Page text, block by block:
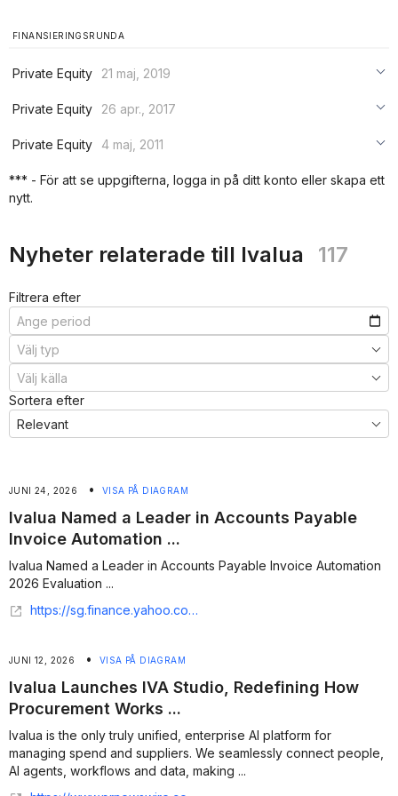
FINANSIERINGSRUNDA
Private Equity
21 maj, 2019
***
Private Equity
26 apr., 2017
***
Private Equity
4 maj, 2011
***
*** - För att se uppgifterna, logga in på ditt konto eller skapa ett
nytt.
Nyheter relaterade till Ivalua 117
Filtrera efter
Sortera efter
JUNI 24, 2026 • VISA PÅ DIAGRAM
Ivalua Named a Leader in Accounts Payable
Invoice Automation ...
Ivalua Named a Leader in Accounts Payable Invoice Automation
2026 Evaluation ...
https://sg.finance.yahoo.com/news/ivalua-named-leader-accounts-payable-135600164.html
JUNI 12, 2026 • VISA PÅ DIAGRAM
Ivalua Launches IVA Studio, Redefining How
Procurement Works ...
Ivalua is the only truly unified, enterprise AI platform for
managing spend and suppliers. We seamlessly connect people,
AI agents, workflows and data, making ...